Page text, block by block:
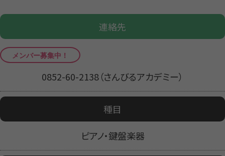
連絡先
0852-60-2138（さんびるアカデミー）
種目
ピアノ・鍵盤楽器